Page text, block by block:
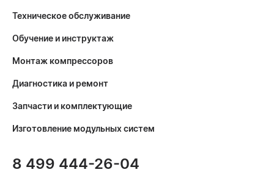
Техническое обслуживание
Обучение и инструктаж
Монтаж компрессоров
Диагностика и ремонт
Запчасти и комплектующие
Изготовление модульных систем
8 499 444-26-04